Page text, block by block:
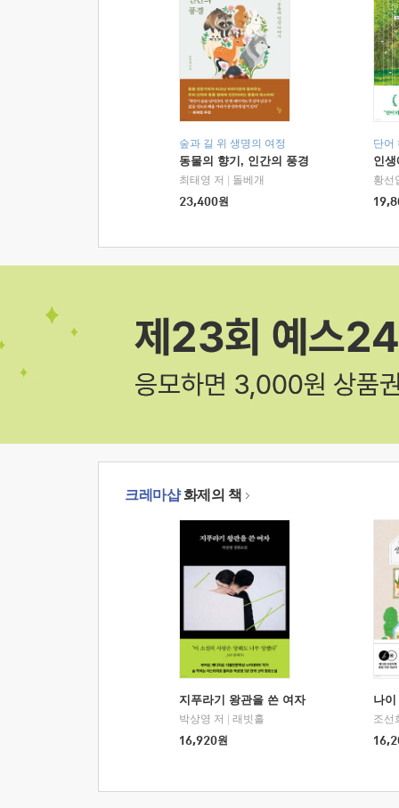
숲과 길 위 생명의 여정
동물의 향기, 인간의 풍경
최태영 저
돌베개
23,400원
단어
인
황선
크레마샵화제의 책
지푸라기 왕관을 쓴 여자
박상영 저
래빗홀
16,920원
나
조선